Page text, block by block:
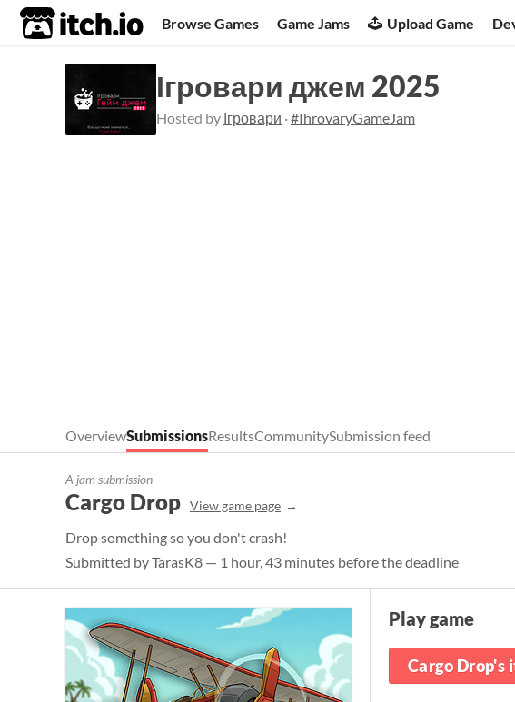
itch.io Browse Games Game Jams Upload Game
Ігровари джем 2025
Hosted by Ігровари ·#IhrovaryGameJam
OverviewSubmissionsResultsCommunitySubmission feed
A jam submission
Cargo Drop View game page
Drop something so you don't crash!
Submitted byTarasK8 — 1 hour, 43 minutes before the deadline
Play game
Cargo Drop's